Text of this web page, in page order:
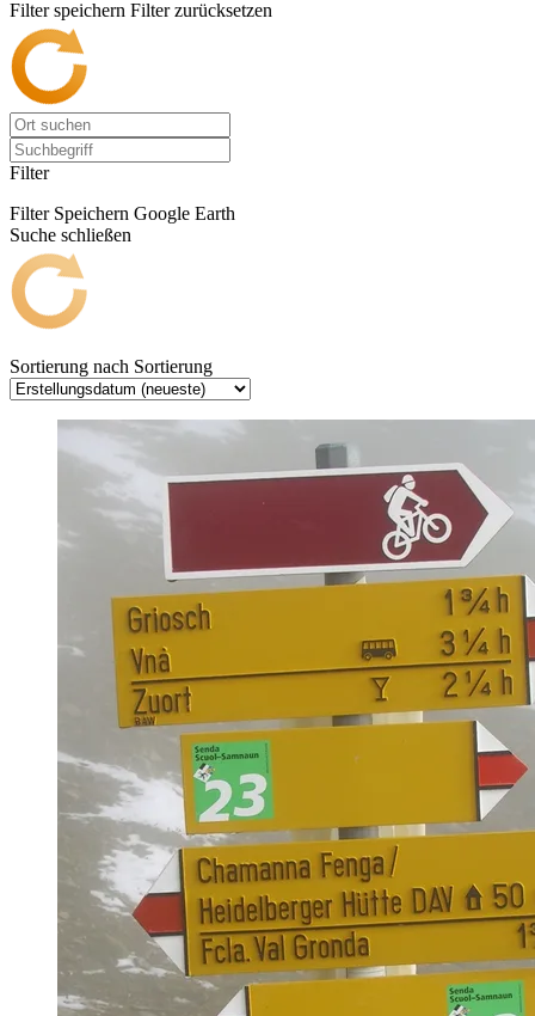
Filter speichern Filter zurücksetzen
Filter
Filter Speichern Google Earth
Suche schließen
Sortierung nach Sortierung